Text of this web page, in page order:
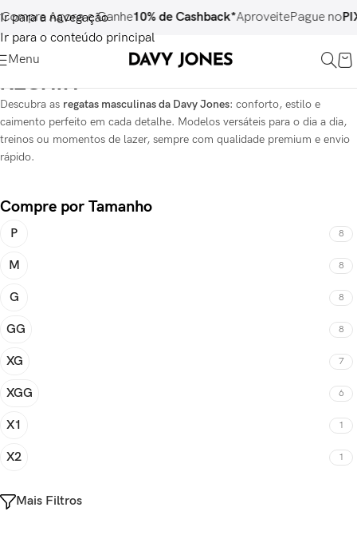
Ir para a navegação
Ir para o conteúdo principal
Agora e Ganhe10% de Cashback*AproveitePague noPIX
Menu
REGATA
Descubra as regatas masculinas da Davy Jones: conforto, estilo e
caimento perfeito em cada detalhe. Modelos versáteis para o dia a dia,
treinos ou momentos de lazer, sempre com qualidade premium e envio
rápido.
Compre por Tamanho
P 8
M 8
G 8
GG 8
XG 7
XGG 6
X1 1
X2 1
Mais Filtros